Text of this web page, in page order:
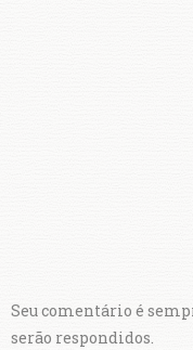
Seu comentário é
serão respondidos.